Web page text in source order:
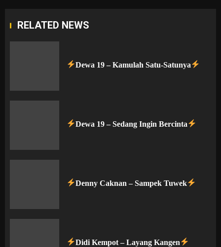
RELATED NEWS
Dewa 19 – Kamulah Satu-Satunya
Dewa 19 – Sedang Ingin Bercinta
Denny Caknan – Sampek Tuwek
Didi Kempot – Layang Kangen